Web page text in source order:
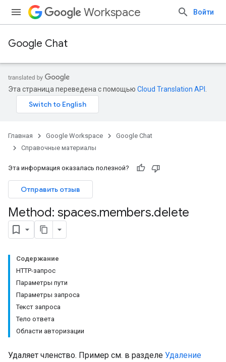
Workspace Войти
Google Chat
Эта страница переведена с помощью Cloud Translation API
Главная Google Workspace
Google Chat
Справочные материалы
Эта информация оказалась полезной?
Отправить отзыв
Method: spaces.members.delete
Содержание
HTTP-запрос
Параметры пути
Параметры запроса
Текст запроса
Тело ответа
Области авторизации
Удаляет членство. Пример см. в разделе Удаление